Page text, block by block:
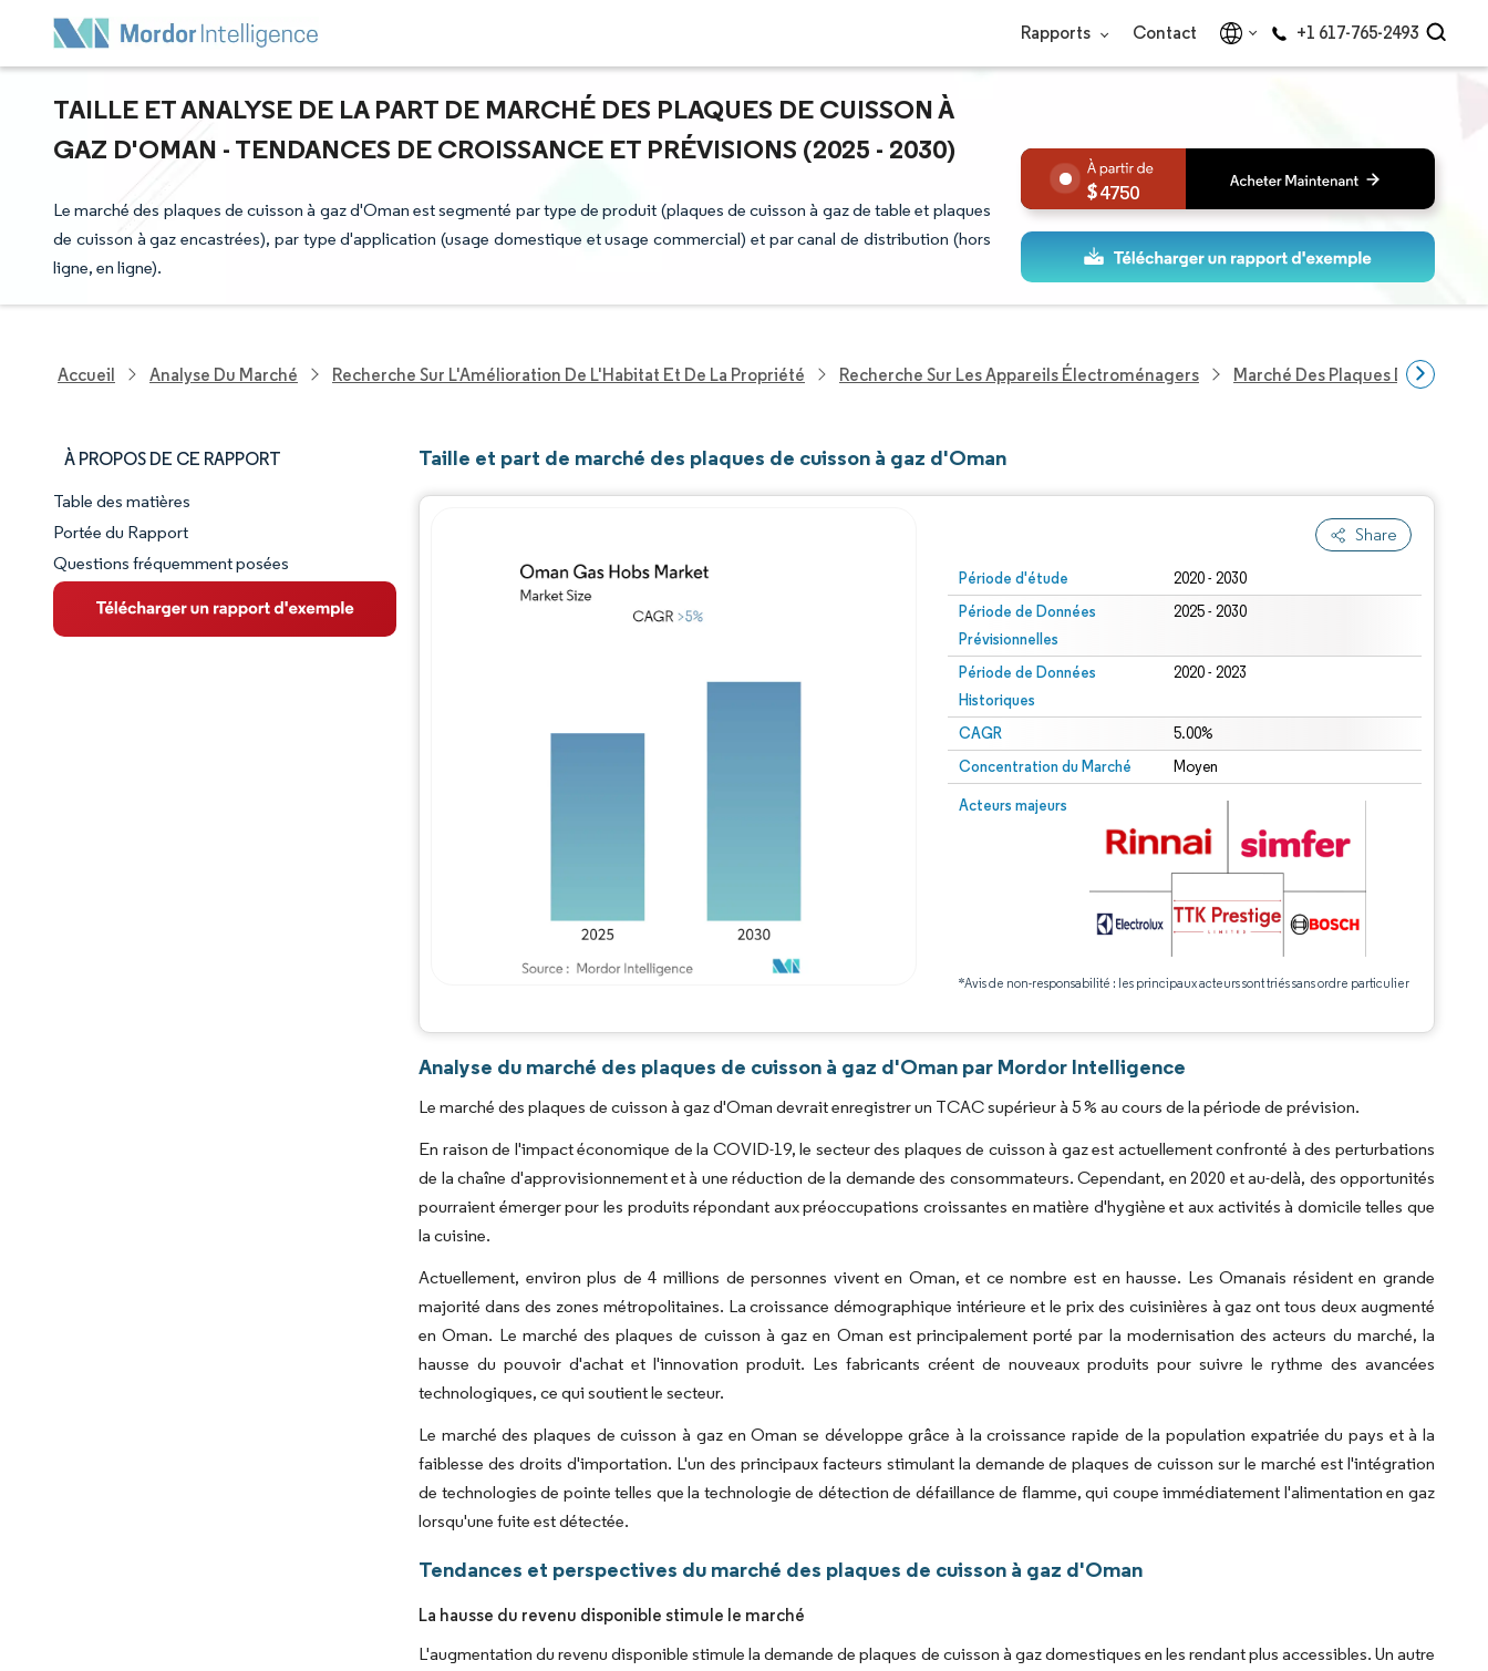
Rapports Contact +1 617-765-2493
TAILLE ET ANALYSE DE LA PART DE MARCHÉ DES PLAQUES DE CUISSON À
GAZ D'OMAN - TENDANCES DE CROISSANCE ET PRÉVISIONS (2025 - 2030)
Le marché des plaques de cuisson à gaz d'Oman est segmenté par type de produit (plaques de cuisson à gaz de table et plaques
de cuisson à gaz encastrées), par type d'application (usage domestique et usage commercial) et par canal de distribution (hors
ligne, en ligne).
4750
Accueil Analyse Du Marché Recherche Sur L'Amélioration De L'Habitat Et De La Propriété Recherche Sur Les Appareils Électroménagers Marché Des Plaques De
À PROPOS DE CE RAPPORT
Aperçu du marché
VUE D’ENSEMBLE DU MARCHÉ
Principales tendances du marché
Table des matières
Portée du Rapport
Questions fréquemment posées
Taille et part de marché des plaques de cuisson à gaz d'Oman
Share
Période d'étude 2020 - 2030
Période de Données
Prévisionnelles
2025 - 2030
Période de Données
Historiques
2020 - 2023
CAGR 5.00%
Concentration du Marché Moyen
Acteurs majeurs
*Avis de non-responsabilité : les principaux acteurs sont triés sans ordre particulier
Analyse du marché des plaques de cuisson à gaz d'Oman par Mordor Intelligence
Le marché des plaques de cuisson à gaz d'Oman devrait enregistrer un TCAC supérieur à 5 % au cours de la période de prévision.
En raison de l'impact économique de la COVID-19, le secteur des plaques de cuisson à gaz est actuellement confronté à des perturbations
de la chaîne d'approvisionnement et à une réduction de la demande des consommateurs. Cependant, en 2020 et au-delà, des opportunités
pourraient émerger pour les produits répondant aux préoccupations croissantes en matière d'hygiène et aux activités à domicile telles que
la cuisine.
Actuellement, environ plus de 4 millions de personnes vivent en Oman, et ce nombre est en hausse. Les Omanais résident en grande
majorité dans des zones métropolitaines. La croissance démographique intérieure et le prix des cuisinières à gaz ont tous deux augmenté
en Oman. Le marché des plaques de cuisson à gaz en Oman est principalement porté par la modernisation des acteurs du marché, la
hausse du pouvoir d'achat et l'innovation produit. Les fabricants créent de nouveaux produits pour suivre le rythme des avancées
technologiques, ce qui soutient le secteur.
Le marché des plaques de cuisson à gaz en Oman se développe grâce à la croissance rapide de la population expatriée du pays et à la
faiblesse des droits d'importation. L'un des principaux facteurs stimulant la demande de plaques de cuisson sur le marché est l'intégration
de technologies de pointe telles que la technologie de détection de défaillance de flamme, qui coupe immédiatement l'alimentation en gaz
lorsqu'une fuite est détectée.
Tendances et perspectives du marché des plaques de cuisson à gaz d'Oman
La hausse du revenu disponible stimule le marché
L'augmentation du revenu disponible stimule la demande de plaques de cuisson à gaz domestiques en les rendant plus accessibles. Un autre